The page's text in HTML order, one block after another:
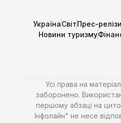
УкраїнаСвітПрес-релізи
Новини туризму
Усі права на
заборонено.
першому абзаці на
Інфолайн" не несе